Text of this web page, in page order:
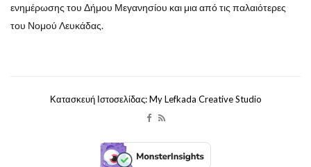
ενημέρωσης του Δήμου Μεγανησίου και μια από τις παλαιότερες
του Νομού Λευκάδας.
Κατασκευή Ιστοσελίδας: My Lefkada Creative Studio